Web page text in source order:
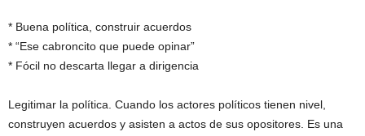
* Buena política, construir acuerdos
* “Ese cabroncito que puede opinar”
* Fócil no descarta llegar a dirigencia
Legitimar la política. Cuando los actores políticos tienen nivel,
construyen acuerdos y asisten a actos de sus opositores. Es una